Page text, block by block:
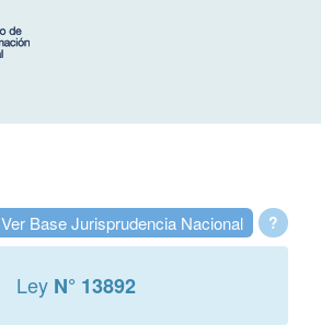
?
Ver Base Jurisprudencia Nacional
Ley N° 13892